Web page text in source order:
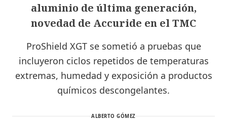
aluminio de última generación,
novedad de Accuride en el TMC
ProShield XGT se sometió a pruebas que
incluyeron ciclos repetidos de temperaturas
extremas, humedad y exposición a productos
químicos descongelantes.
ALBERTO GÓMEZ